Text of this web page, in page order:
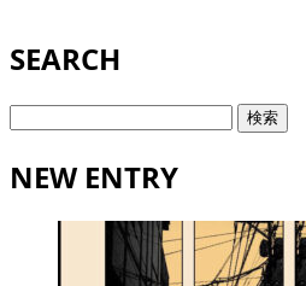
SEARCH
検
NEW ENTRY